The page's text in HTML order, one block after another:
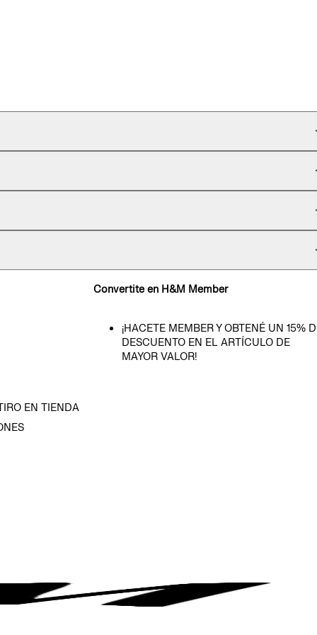
EN TIENDA
Convertite en H&M Member
¡HACETE MEMBER Y OBTENÉ UN 15%
DESCUENTO EN EL ARTÍCULO DE
MAYOR VALOR!